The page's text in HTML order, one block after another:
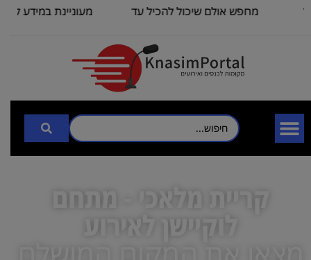
מחפש אולם שיכול להכיל עד
מעוניינת במידע לגבי
קריית מלאכי - מתחם
לוקיישן לאירוע